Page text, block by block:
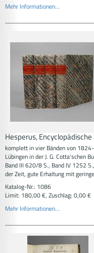
Mehr Informationen...
Hesperus,
komplett in vier Bänden von
Lübingen in der J. G. Cotta'schen
Band III 620/8 S., Band IV 1252
der Zeit, gute Erhaltung mit
Katalog-Nr.: 1086
Limit: 180,00 €, Zuschlag: 0,00 €
Mehr Informationen...